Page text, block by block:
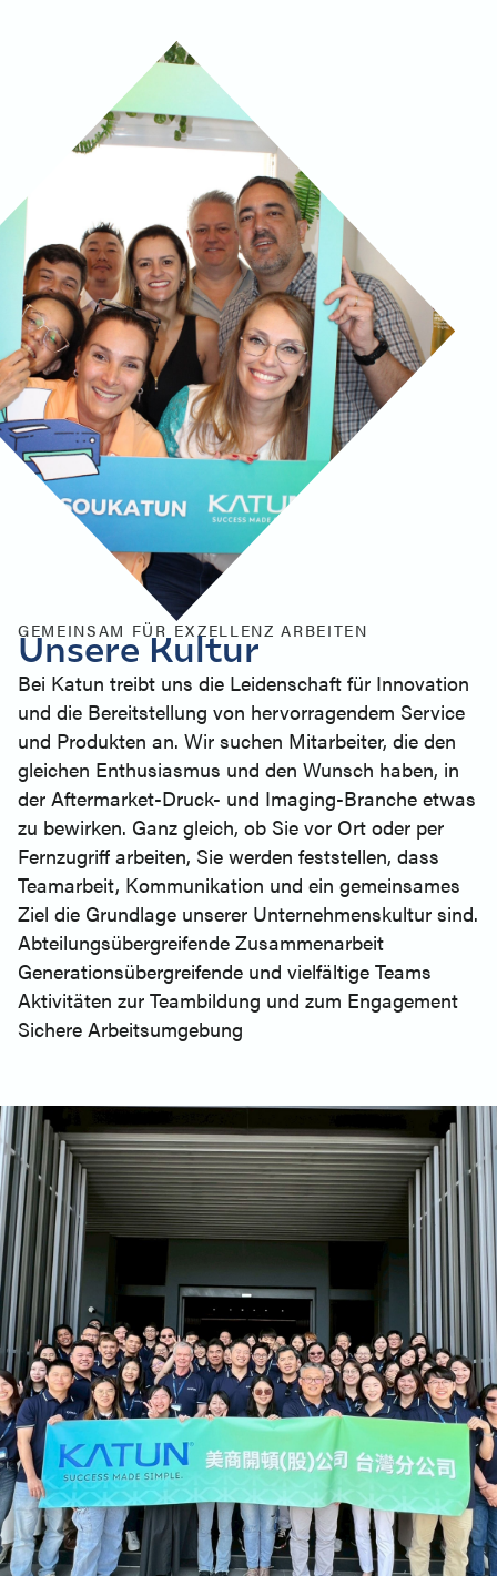
GEMEINSAM FÜR EXZELLENZ ARBEITEN
Unsere Kultur
Bei Katun treibt uns die Leidenschaft für Innovation
und die Bereitstellung von hervorragendem Service
und Produkten an. Wir suchen Mitarbeiter, die den
gleichen Enthusiasmus und den Wunsch haben, in
der Aftermarket-Druck- und Imaging-Branche etwas
zu bewirken. Ganz gleich, ob Sie vor Ort oder per
Fernzugriff arbeiten, Sie werden feststellen, dass
Teamarbeit, Kommunikation und ein gemeinsames
Ziel die Grundlage unserer Unternehmenskultur sind.
Abteilungsübergreifende Zusammenarbeit
Generationsübergreifende und vielfältige Teams
Aktivitäten zur Teambildung und zum Engagement
Sichere Arbeitsumgebung